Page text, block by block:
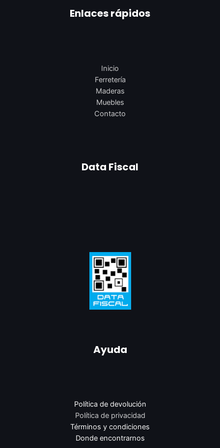
Enlaces rápidos
Inicio
Ferretería
Maderas
Muebles
Contacto
Data Fiscal
Ayuda
Política de devolución
Política de privacidad
Términos y condiciones
Donde encontrarnos